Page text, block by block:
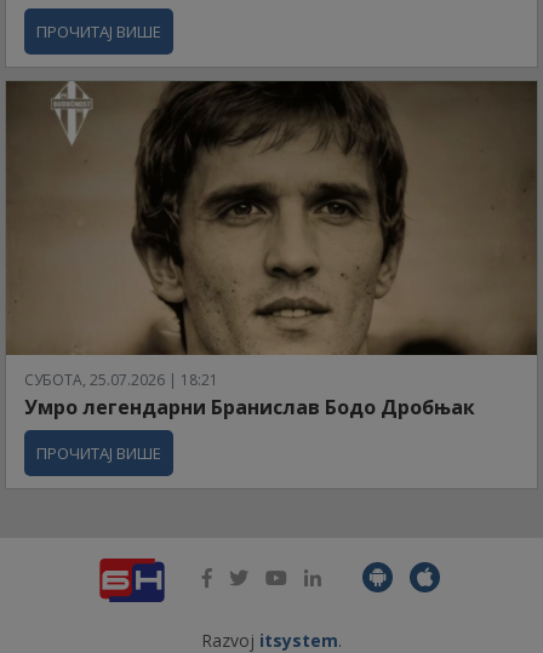
ПРОЧИТАЈ ВИШЕ
СУБОТА, 25.07.2026 | 18:21
Умро легендарни Бранислав Бодо Дробњак
ПРОЧИТАЈ ВИШЕ
Razvoj itsystem.